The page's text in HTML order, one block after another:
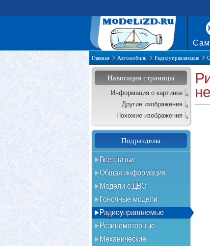
Главная Автомобили Радиоуправляемые
Навигация страницы
Информация о картинке
Другие изображения
Похожие изображения
Подразделы
Все статьи
Общая информация
Модели с ДВС
Гоночные модели
Радиоуправляемые
Резиномоторные
Механические